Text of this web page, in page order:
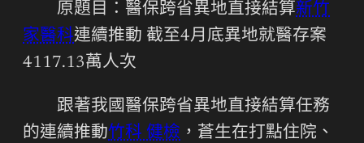
原題目：醫保跨省異地直接結算新竹
家醫科連續推動 截至4月底異地就醫存案
4117.13萬人次
跟著我國醫保跨省異地直接結算任務
的連續推動竹科 健檢 ，蒼生在打點住院、